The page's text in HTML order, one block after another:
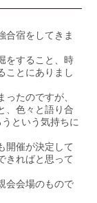
合宿をしてきま
をすること、時
ことにありまし
たのですが、
、色々と語り合
という気持ちに
開催が決定して
きればと思って
会会場のもので
マップ